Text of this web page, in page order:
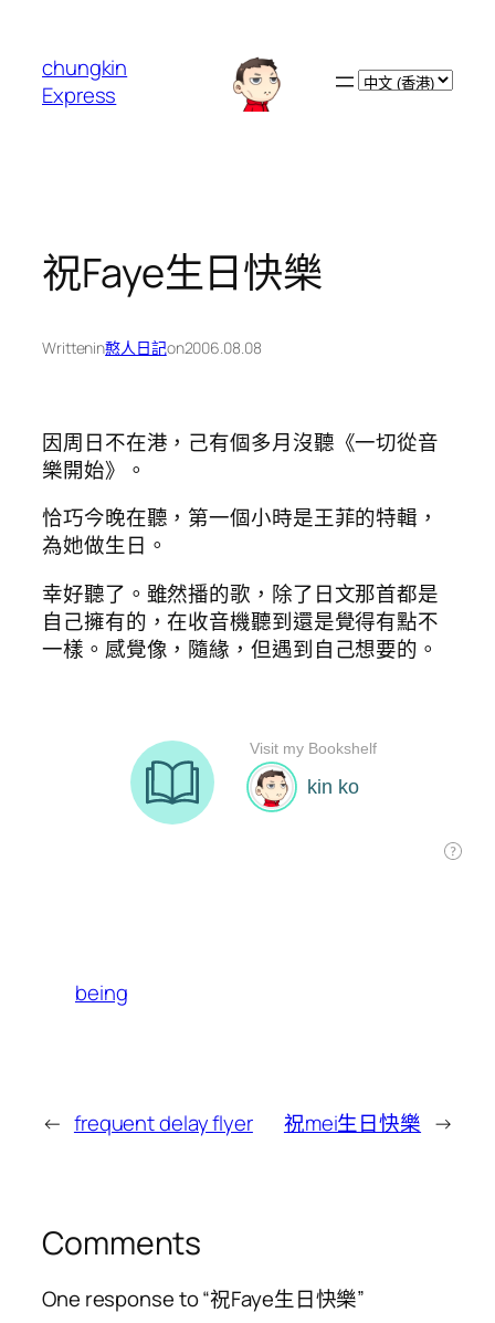
chungkin
Express
Choose
祝Faye生日快樂
Writtenin憨人日記on2006.08.08
因周日不在港，己有個多月沒聽《一切從音
樂開始》。
恰巧今晚在聽，第一個小時是王菲的特輯，
為她做生日。
幸好聽了。雖然播的歌，除了日文那首都是
自己擁有的，在收音機聽到還是覺得有點不
一樣。感覺像，隨緣，但遇到自己想要的。
being
← frequent delay flyer 祝mei生日快樂 →
Comments
One response to “祝Faye生日快樂”